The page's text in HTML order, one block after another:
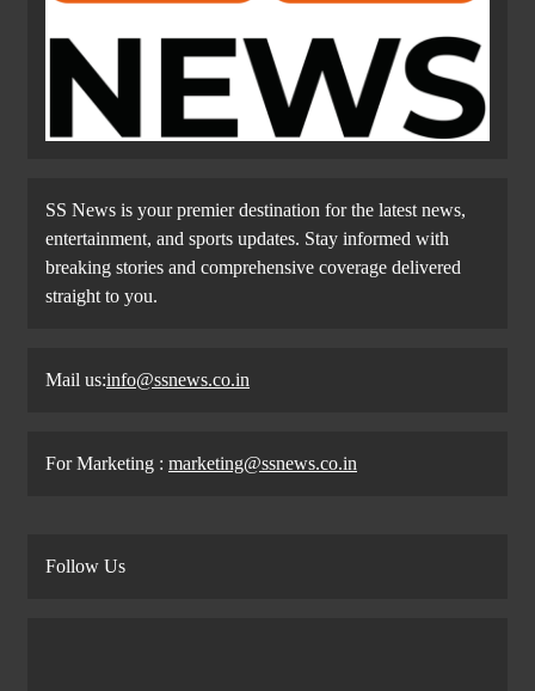
SS News is your premier destination for the latest news,
entertainment, and sports updates. Stay informed with
breaking stories and comprehensive coverage delivered
straight to you.
Mail us:info@ssnews.co.in
For Marketing : marketing@ssnews.co.in
Follow Us